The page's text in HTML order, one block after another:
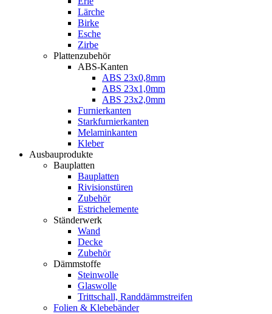
Lärche
Birke
Esche
Zirbe
Plattenzubehör
ABS-Kanten
ABS 23x0,8mm
ABS 23x1,0mm
ABS 23x2,0mm
Furnierkanten
Starkfurnierkanten
Melaminkanten
Kleber
Ausbauprodukte
Bauplatten
Bauplatten
Rivisionstüren
Zubehör
Estrichelemente
Ständerwerk
Wand
Decke
Zubehör
Dämmstoffe
Steinwolle
Glaswolle
Trittschall, Randdämmstreifen
Folien & Klebebänder